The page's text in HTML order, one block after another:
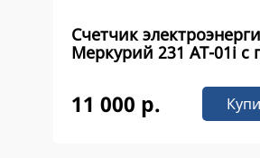
Счетчик
Меркурий 231 AT-01i с
11 000 р.